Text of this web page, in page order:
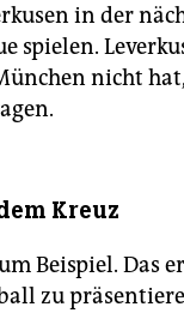
in der
spielen.
nicht
Kreuz
Beispiel. Das
zu